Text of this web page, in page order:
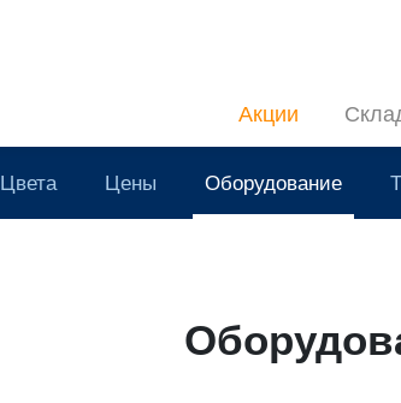
Акции
Цвета Цены Оборудование